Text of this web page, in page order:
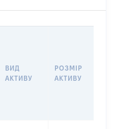
ВИД
АКТИВУ
РОЗМІР
АКТИВУ